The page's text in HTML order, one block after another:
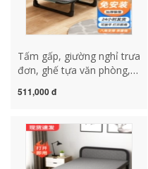
Tấm gấp, giường nghỉ trưa
đơn, ghế tựa văn phòng,
bạn đồng hành đơn giản
hiện vật ngủ trưa di động
511,000 đ